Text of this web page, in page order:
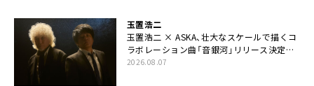
玉置浩二
玉置浩二 × ASKA、壮大なスケールで描くコ
ラボレーション曲「音銀河」リリース決定。
カップリングには新曲「命の宿り」収録も
2026.08.07